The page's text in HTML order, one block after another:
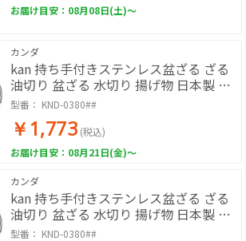
お届け目安：08月08日(土)～
カンダ
kan 持ち手付きステンレス盆ざる ざる
油切り 盆ざる 水切り 揚げ物 日本製 リ
ング付
型番： KND-0380##
￥1,773 (税込)
お届け目安：08月21日(金)～
カンダ
kan 持ち手付きステンレス盆ざる ざる
油切り 盆ざる 水切り 揚げ物 日本製 リ
ング付
型番： KND-0380##